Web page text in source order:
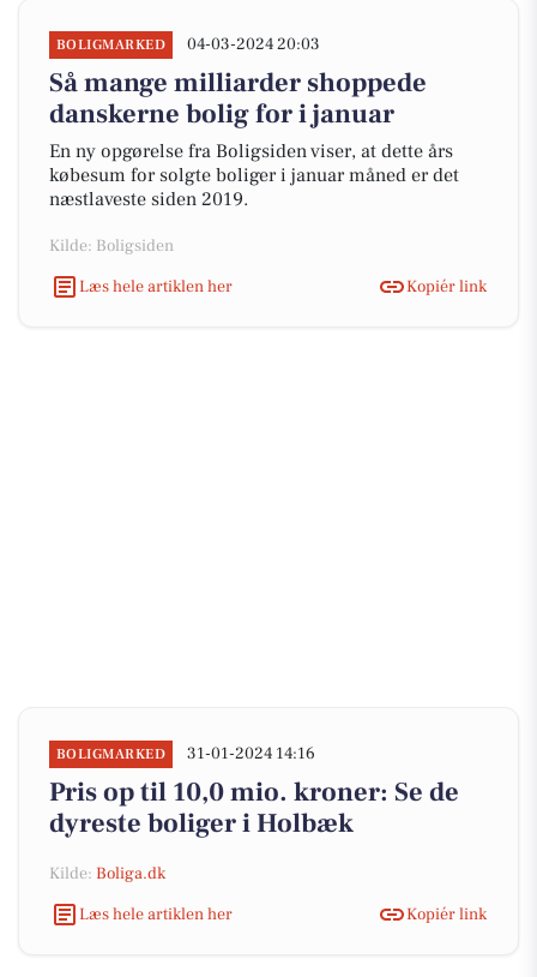
BOLIGMARKED 04-03-2024 20:03
Så mange milliarder shoppede
danskerne bolig for i januar
En ny opgørelse fra Boligsiden viser, at dette års
købesum for solgte boliger i januar måned er det
næstlaveste siden 2019.
Kilde: Boligsiden
Læs hele artiklen her
Kopiér link
BOLIGMARKED 31-01-2024 14:16
Pris op til 10,0 mio. kroner: Se de
dyreste boliger i Holbæk
Kilde: Boliga.dk
Læs hele artiklen her
Kopiér link